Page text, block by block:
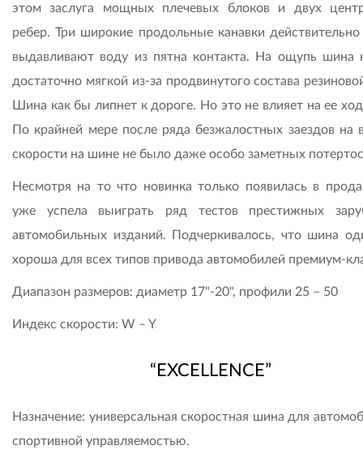
этом заслуга мощных плечевых блоков и двух
ребер. Три широкие продольные канавки
выдавливают воду из пятна контакта. На ощупь шина
достаточно мягкой из-за продвинутого состава
Шина как бы липнет к дороге. Но это не влияет на ее
По крайней мере после ряда безжалостных заездов на
скорости на шине не было даже особо заметных
Несмотря на то что новинка только появилась в
уже успела выиграть ряд тестов престижных
автомобильных изданий. Подчеркивалось, что шина
хороша для всех типов привода автомобилей премиум-
Диапазон размеров: диаметр 17"-20", профили 25 – 50
Индекс скорости: W – Y
“EXCELLENCE”
Назначение: универсальная скоростная шина для
спортивной управляемостью.